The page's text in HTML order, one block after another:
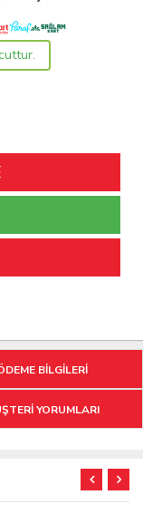
BİLGİLERİ
YORUMLARI